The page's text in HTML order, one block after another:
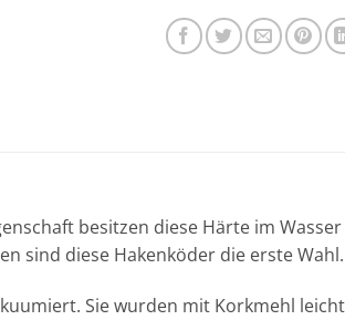
besitzen diese Härte im
sind diese Hakenköder die erste Wahl.
Sie wurden mit Korkmehl